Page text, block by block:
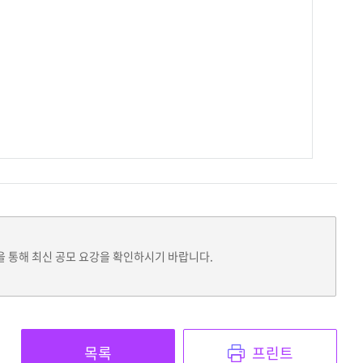
통해 최신 공모 요강을 확인하시기 바랍니다.
목록 프린트